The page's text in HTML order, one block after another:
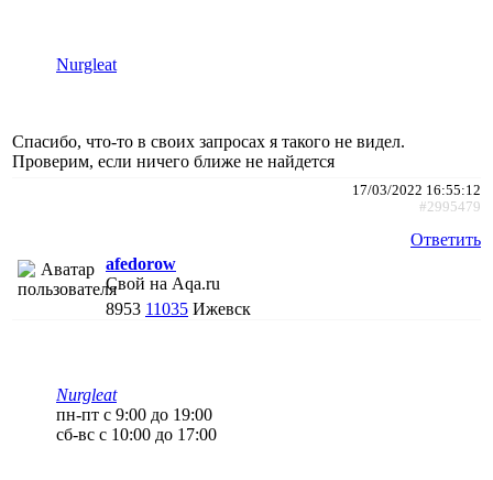
Nurgleat
Спасибо, что-то в своих запросах я такого не видел.
Проверим, если ничего ближе не найдется
17/03/2022 16:55:12
#2995479
Ответить
afedorow
Свой на Aqa.ru
8953 11035 Ижевск
Nurgleat
пн-пт с 9:00 до 19:00
сб-вс c 10:00 до 17:00